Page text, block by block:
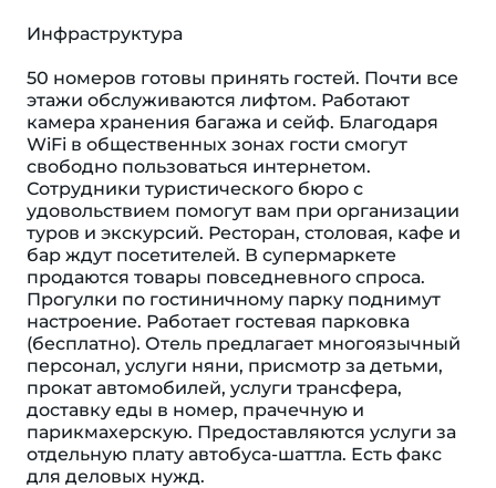
Инфраструктура
50 номеров готовы принять гостей. Почти все
этажи обслуживаются лифтом. Работают
камера хранения багажа и сейф. Благодаря
WiFi в общественных зонах гости смогут
свободно пользоваться интернетом.
Сотрудники туристического бюро с
удовольствием помогут вам при организации
туров и экскурсий. Ресторан, столовая, кафе и
бар ждут посетителей. В супермаркете
продаются товары повседневного спроса.
Прогулки по гостиничному парку поднимут
настроение. Работает гостевая парковка
(бесплатно). Отель предлагает многоязычный
персонал, услуги няни, присмотр за детьми,
прокат автомобилей, услуги трансфера,
доставку еды в номер, прачечную и
парикмахерскую. Предоставляются услуги за
отдельную плату автобуса-шаттла. Есть факс
для деловых нужд.